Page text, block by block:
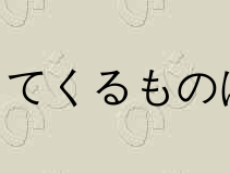
くるも